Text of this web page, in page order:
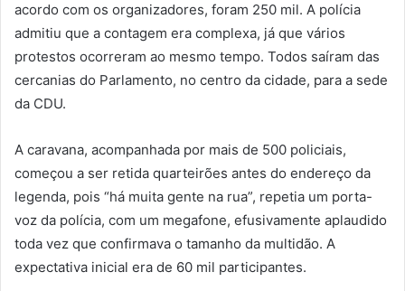
acordo com os organizadores, foram 250 mil. A polícia
admitiu que a contagem era complexa, já que vários
protestos ocorreram ao mesmo tempo. Todos saíram das
cercanias do Parlamento, no centro da cidade, para a sede
da CDU.
A caravana, acompanhada por mais de 500 policiais,
começou a ser retida quarteirões antes do endereço da
legenda, pois “há muita gente na rua”, repetia um porta-
voz da polícia, com um megafone, efusivamente aplaudido
toda vez que confirmava o tamanho da multidão. A
expectativa inicial era de 60 mil participantes.